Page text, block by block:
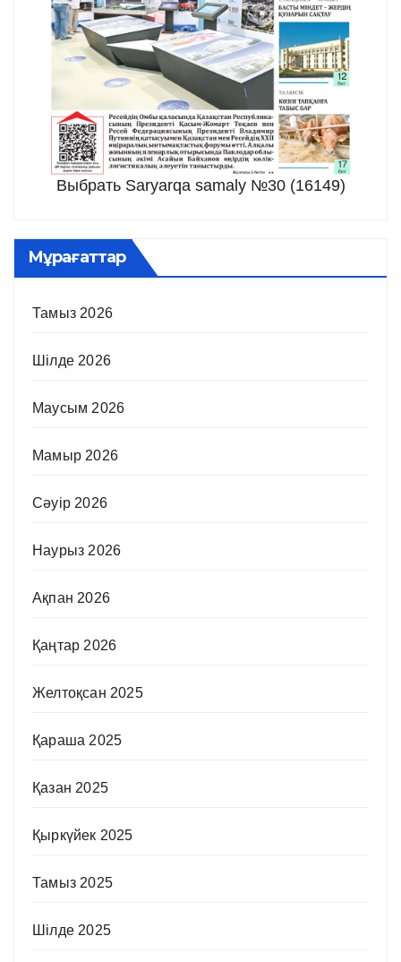
Выбрать Saryarqa samaly №30 (16149)
Мұрағаттар
Тамыз 2026
Шілде 2026
Маусым 2026
Мамыр 2026
Сәуір 2026
Наурыз 2026
Ақпан 2026
Қаңтар 2026
Желтоқсан 2025
Қараша 2025
Қазан 2025
Қыркүйек 2025
Тамыз 2025
Шілде 2025